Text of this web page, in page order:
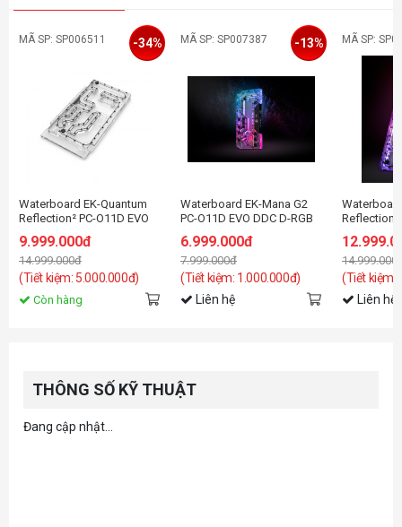
MÃ SP: SP006511
Waterboard EK-Quantum
Reflection² PC-O11D EVO
9.999.000đ
14.999.000đ
(Tiết kiệm: 5.000.000đ)
-34%
Còn hàng
MÃ SP: SP007387
Waterboard EK-Mana G2
PC-O11D EVO DDC D-RGB
6.999.000đ
7.999.000đ
(Tiết kiệm: 1.000.000đ)
-13%
Liên hệ
MÃ SP:
Reflection²
(Tiết kiệm:
Liên hệ
THÔNG SỐ KỸ THUẬT
Đang cập nhật...